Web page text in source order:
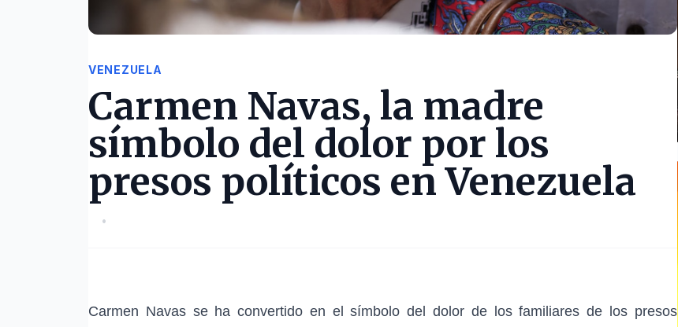
VENEZUELA
Carmen Navas, la madre
símbolo del dolor por los
presos políticos en Venezuela
•
Carmen Navasse ha convertido en el símbolo del dolor de los familiares de los presos